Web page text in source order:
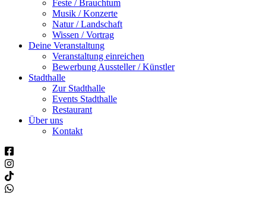
Feste / Brauchtum
Musik / Konzerte
Natur / Landschaft
Wissen / Vortrag
Deine Veranstaltung
Veranstaltung einreichen
Bewerbung Aussteller / Künstler
Stadthalle
Zur Stadthalle
Events Stadthalle
Restaurant
Über uns
Kontakt